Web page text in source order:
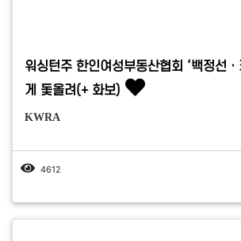
워싱턴주 한인여성부동산협회 ‘백정선
게 돛올려(+ 화보)
KWRA
4612